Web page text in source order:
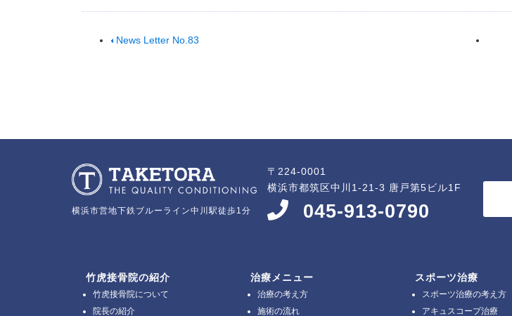
News Letter No.83
横浜市営地下鉄ブルーライン中川駅徒歩1分
〒224-0001
横浜市都筑区中川1-21-3 唐戸第5ビル1F
045-913-0790
竹虎接骨院の紹介
竹虎接骨院について
院長の紹介
治療メニュー
治療の考え方
施術の流れ
スポーツ治療
スポーツ治療の考え方
アキュスコープ治療